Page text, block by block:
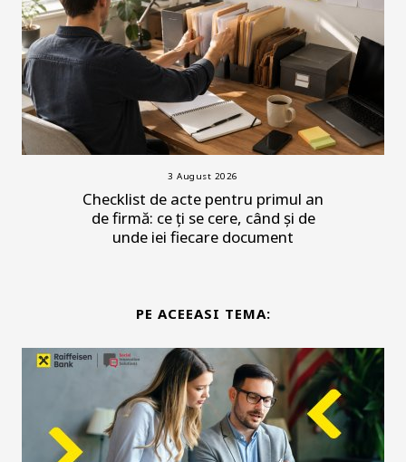
3 August 2026
Checklist de acte pentru primul an
de firmă: ce ți se cere, când și de
unde iei fiecare document
PE ACEEASI TEMA: